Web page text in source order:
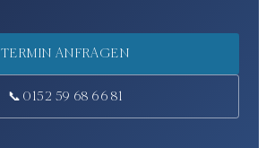
TERMIN ANFRAGEN
📞0152 59 68 66 81